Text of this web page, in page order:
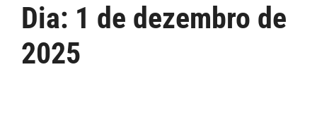
Dia: 1 de dezembro de
2025